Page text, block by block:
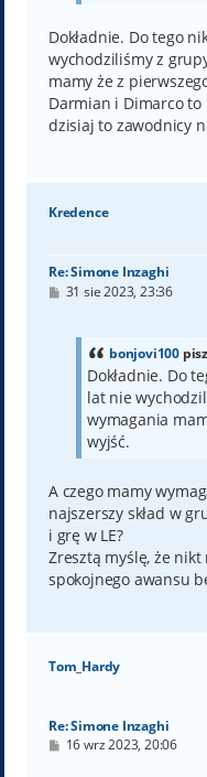
Dokładnie. Do tego
wychodziliśmy z
mamy że z
Darmian i Dimarco
dzisiaj to zawodnicy
Kredence
Re: Simone Inzaghi
P31 sie 2023, 23:36
bonjovi100
Dokładnie. Do
lat nie
wymagania
wyjść.
A czego mamy
najszerszy skład w
i grę w LE?
Zresztą myślę, że
spokojnego awansu
Tom_Hardy
Re: Simone Inzaghi
P16 wrz 2023, 20:06